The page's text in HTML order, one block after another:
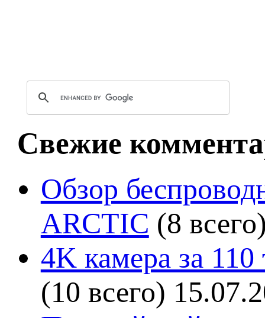
Свежие
Обзор
ARCTIC (8
4K камера за
(10 всего)